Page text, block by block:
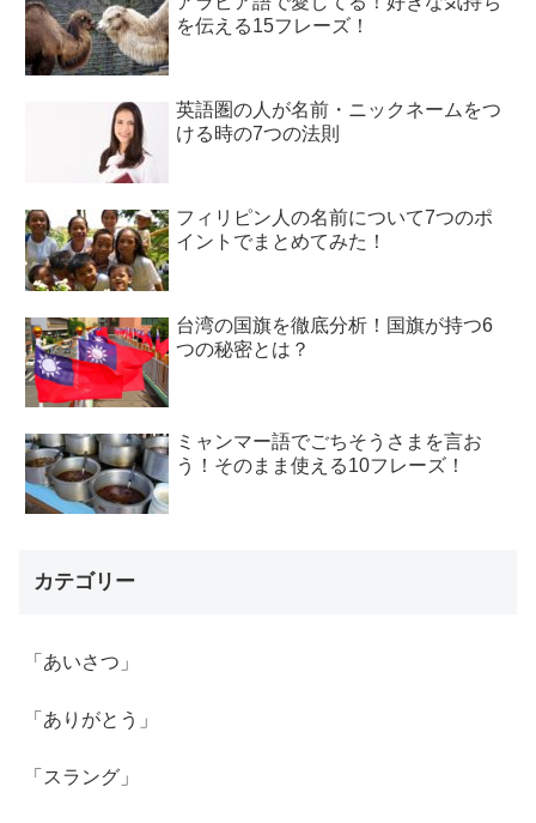
を伝える15フレーズ！
英語圏の人が名前・ニックネームをつ
ける時の7つの法則
フィリピン人の名前について7つのポ
イントでまとめてみた！
台湾の国旗を徹底分析！国旗が持つ6
つの秘密とは？
ミャンマー語でごちそうさまを言お
う！そのまま使える10フレーズ！
カテゴリー
「あいさつ」
「ありがとう」
「スラング」